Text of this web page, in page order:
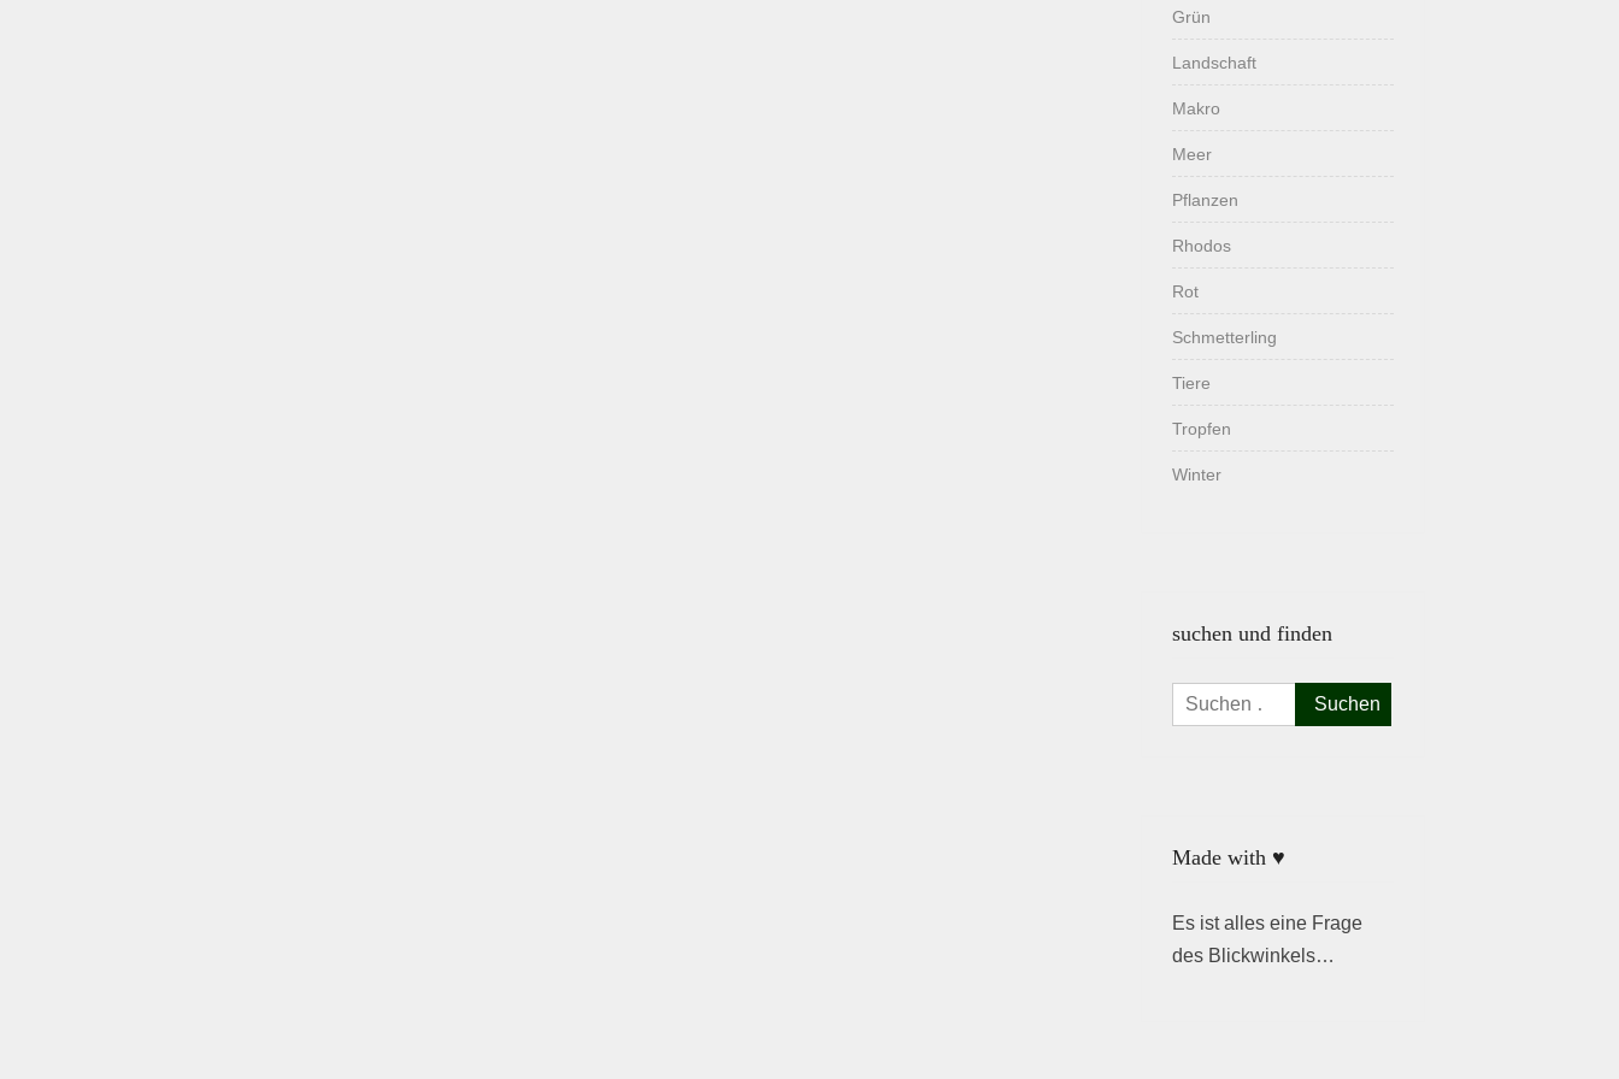
Grün
Landschaft
Makro
Meer
Pflanzen
Rhodos
Rot
Schmetterling
Tiere
Tropfen
Winter
suchen und finden
Suchen
nach:
Made with ♥
Es ist alles eine Frage
des Blickwinkels…